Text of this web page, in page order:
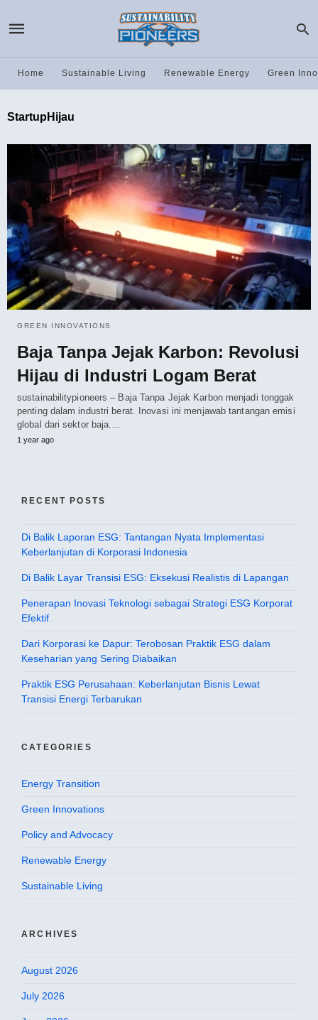
Home Sustainable Living Renewable Energy Green
StartupHijau
GREEN INNOVATIONS
Baja Tanpa Jejak Karbon: Revolusi
Hijau di Industri Logam Berat
sustainabilitypioneers – Baja Tanpa Jejak Karbon menjadi tonggak
penting dalam industri berat. Inovasi ini menjawab tantangan emisi
global dari sektor baja.…
1 year ago
RECENT POSTS
Di Balik Laporan ESG: Tantangan Nyata Implementasi
Keberlanjutan di Korporasi Indonesia
Di Balik Layar Transisi ESG: Eksekusi Realistis di Lapangan
Penerapan Inovasi Teknologi sebagai Strategi ESG Korporat
Efektif
Dari Korporasi ke Dapur: Terobosan Praktik ESG dalam
Keseharian yang Sering Diabaikan
Praktik ESG Perusahaan: Keberlanjutan Bisnis Lewat
Transisi Energi Terbarukan
CATEGORIES
Energy Transition
Green Innovations
Policy and Advocacy
Renewable Energy
Sustainable Living
ARCHIVES
August 2026
July 2026